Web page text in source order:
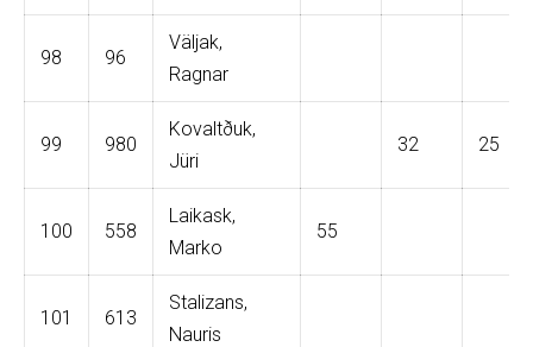
98 96
Väljak,
Ragnar
99 980
Kovaltðuk,
Jüri
32 25
100 558
Laikask,
Marko
55
101 613
Stalizans,
Nauris